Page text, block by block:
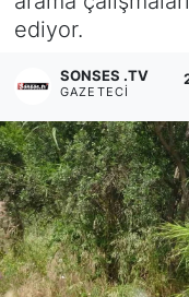
ediyor.
SONSES .TV
GAZETECI
SAĞLIK
Siyaset
YEREL HABER
Haberde
Tanıtım
Haber Arşivi